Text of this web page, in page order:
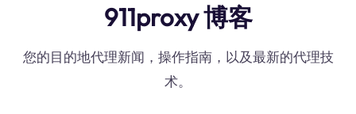
911proxy 博客
您的目的地代理新闻，操作指南，以及最新的代理技
术。